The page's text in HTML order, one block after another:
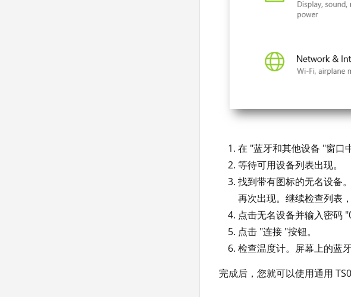
在 "蓝牙和其他设备 "窗口
等待可用设备列表出现。
找到带有图标的无名设备
再次出现。继续检查列表
点击无名设备并输入密码
点击 "连接 "按钮。
检查温度计。屏幕上的蓝
完成后，您就可以使用通用